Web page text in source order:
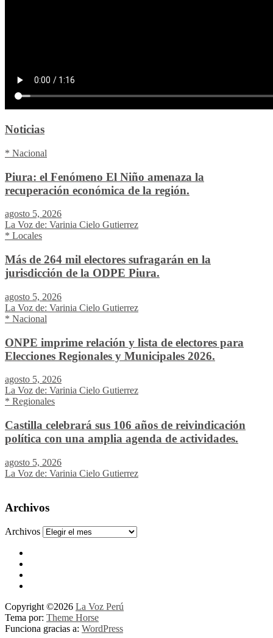
Noticias
* Nacional
Piura: el Fenómeno El Niño amenaza la
recuperación económica de la región.
agosto 5, 2026
La Voz de: Varinia Cielo Gutierrez
* Locales
Más de 264 mil electores sufragarán en la
jurisdicción de la ODPE Piura.
agosto 5, 2026
La Voz de: Varinia Cielo Gutierrez
* Nacional
ONPE imprime relación y lista de electores para
Elecciones Regionales y Municipales 2026.
agosto 5, 2026
La Voz de: Varinia Cielo Gutierrez
* Regionales
Castilla celebrará sus 106 años de reivindicación
política con una amplia agenda de actividades.
agosto 5, 2026
La Voz de: Varinia Cielo Gutierrez
Archivos
Archivos
Copyright ©2026 La Voz Perú
Tema por: Theme Horse
Funciona gracias a: WordPress